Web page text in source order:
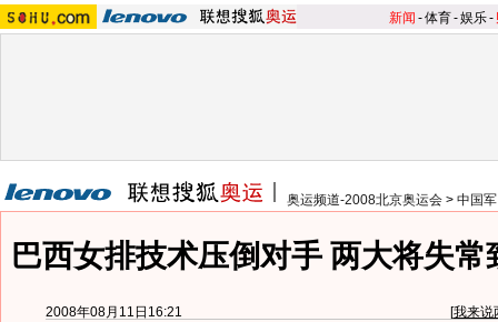
新闻 -体育-娱乐-
奥运频道-2008北京奥运会 > 中国
巴西女排技术压倒对手 两大将失常
2008年08月11日16:21 [我来说